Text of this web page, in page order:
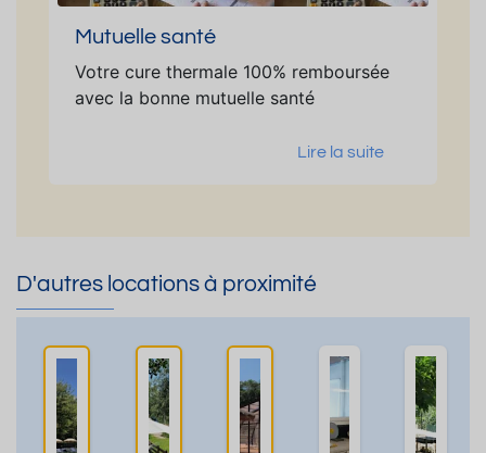
Mutuelle santé
Votre cure thermale 100% remboursée
avec la bonne mutuelle santé
Lire la suite
D'autres locations à proximité